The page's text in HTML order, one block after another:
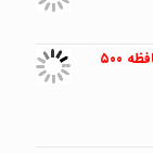
برد کرکره برقی فول کانال توبلار هاپینگ کد بتا با حافظه ۵۰۰